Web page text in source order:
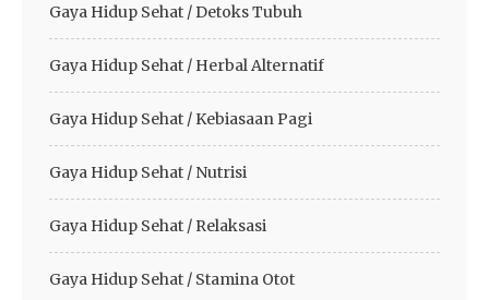
Gaya Hidup Sehat / Detoks Tubuh
Gaya Hidup Sehat / Herbal Alternatif
Gaya Hidup Sehat / Kebiasaan Pagi
Gaya Hidup Sehat / Nutrisi
Gaya Hidup Sehat / Relaksasi
Gaya Hidup Sehat / Stamina Otot